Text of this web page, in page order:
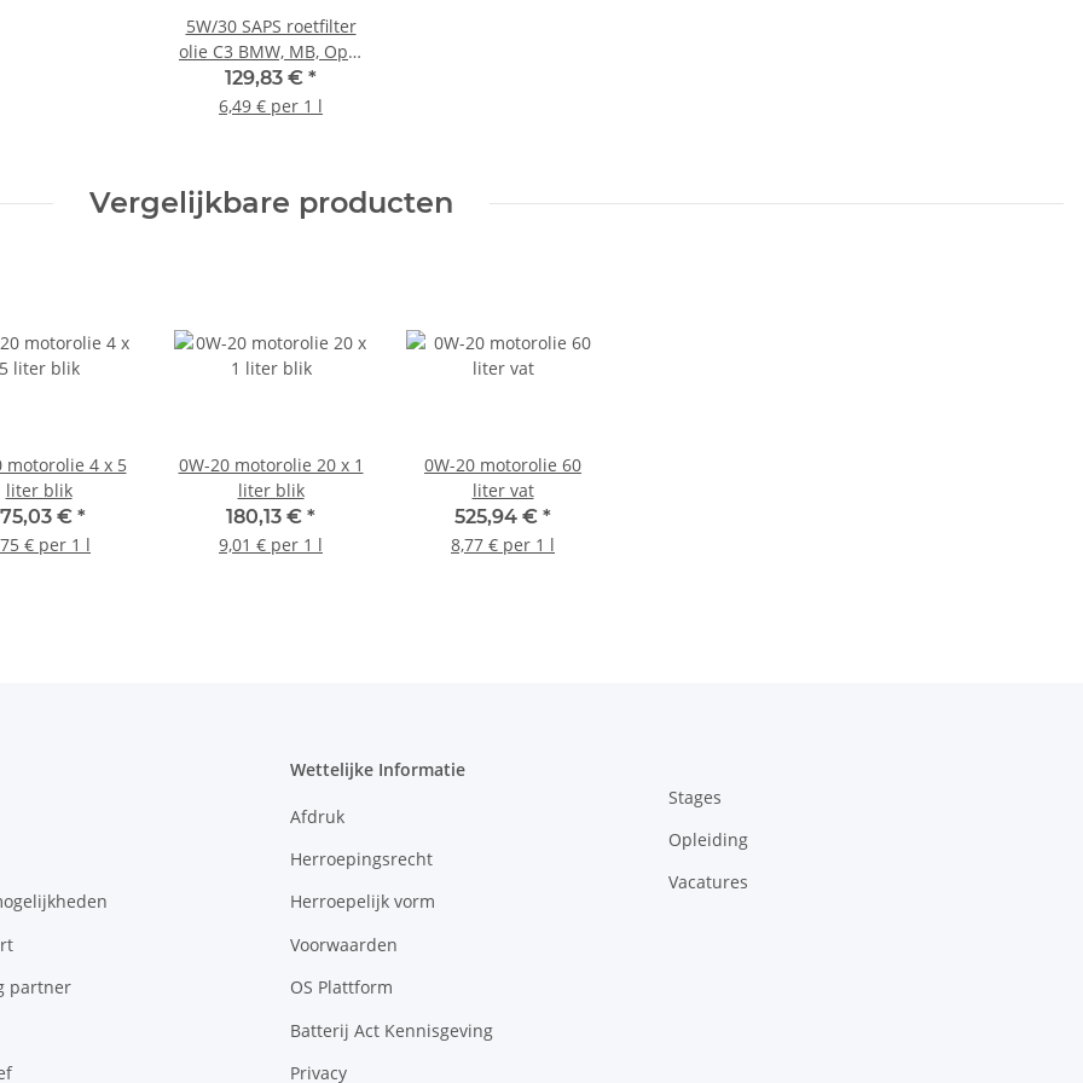
5W/30 SAPS roetfilter
olie C3 BMW, MB, Opel
Dexos 2, VW-PDI 20 liter
jerrycan
129,83 € *
6,49 € per 1 l
Vergelijkbare producten
motorolie 4 x 5
liter blik
€ *
€ per 1 l
0W-20 motorolie 20 x 1
liter blik
180,13 € *
9,01 € per 1 l
0W-20 motorolie 60
liter vat
525,94 € *
8,77 € per 1 l
partner
Wettelijke Informatie
Afdruk
Herroepingsrecht
Herroepelijk vorm
Voorwaarden
OS Plattform
Batterij Act Kennisgeving
Privacy
Stages
Opleiding
Vacatures